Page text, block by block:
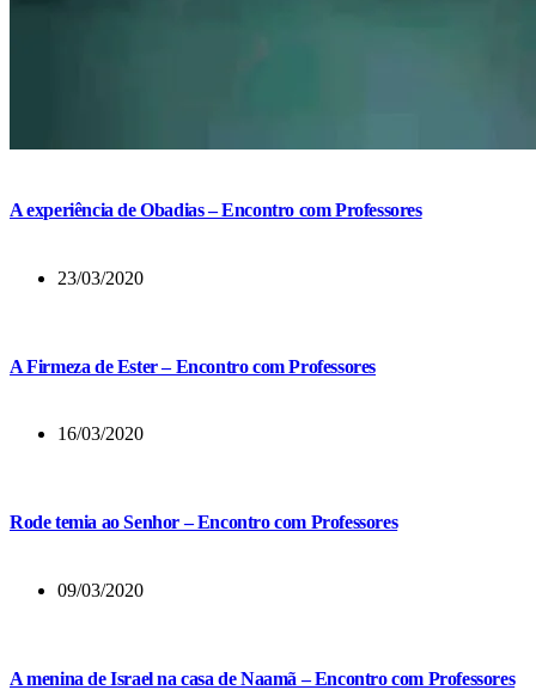
A experiência de Obadias – Encontro com Professores
23/03/2020
A Firmeza de Ester – Encontro com Professores
16/03/2020
Rode temia ao Senhor – Encontro com Professores
09/03/2020
A menina de Israel na casa de Naamã – Encontro com Professores